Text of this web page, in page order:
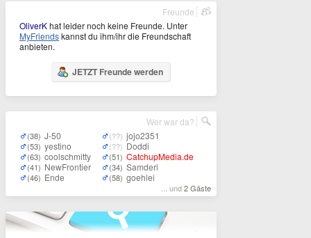
OliverKhat leider noch keine Freunde. Unter
MyFriendskannst du ihm/ihr die Freundschaft
anbieten.
JETZT Freunde werden
Freunde
(38) J-50
(53) yestino
(63) coolschmitty
(41) NewFrontier
(46) Ende
(??) jojo2351
(??) Doddi
(51) CatchupMedia.de
(34) Samderi
(58) goehlei
... und2 Gäste
Wer war da?